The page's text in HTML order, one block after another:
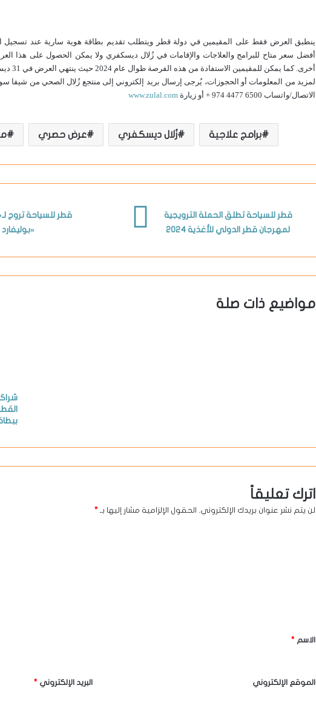
أفضل سعر متاح للبرامج والعلاجات والإقامات في زُلال ديسكفري ولا يمكن الحصول على هذا
أخرى. كما يمكن للمقيمين الاستفادة من هذه الفرصة طوال عام 2024 حيث ينتهي العرض في 31 ديسمبر 2024.
لمزيد من المعلومات أو الحجوزات، يُرجى إرسال بريد إلكتروني إلى منتجع زُلال الصحي من شيفا
الاتصال/واتساب 6500 4477 974 + أو زيارة
www.zulal.com
برامج علاجية زُلال ديسكفري عرض حصري
قطر للسياحة تروج
«بوليفارد
قطر للسياحة تطلق الحملة الترويجية
لمهرجان قطر الدولي للأغذية 2024
مواضيع ذات صلة
اترك تعليقاً
لن يتم نشر عنوان بريدك الإلكتروني. الحقول الإلزامية مشار إليها بـ *
ق
الاسم *
البريد الإلكتروني * الموقع الإلكتروني